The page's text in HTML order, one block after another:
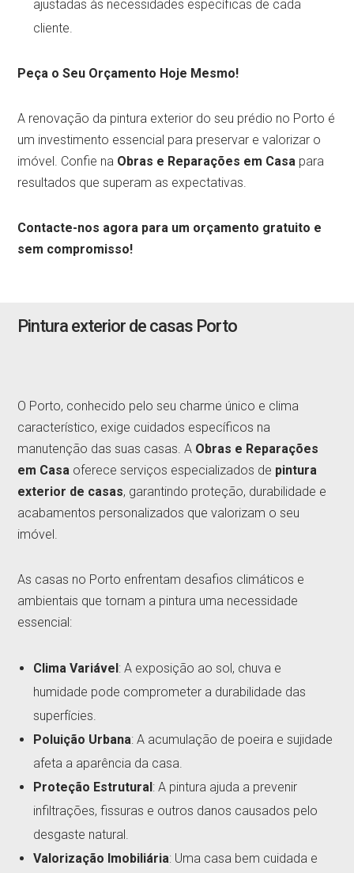
ajustadas às necessidades específicas de cada
cliente.
Peça o Seu Orçamento Hoje Mesmo!
A renovação da pintura exterior do seu prédio no Porto é
um investimento essencial para preservar e valorizar o
imóvel. Confie na Obras e Reparações em Casa para
resultados que superam as expectativas.
Contacte-nos agora para um orçamento gratuito e
sem compromisso!
Pintura exterior de casas Porto
O Porto, conhecido pelo seu charme único e clima
característico, exige cuidados específicos na
manutenção das suas casas. A Obras e Reparações
em Casa oferece serviços especializados de pintura
exterior de casas, garantindo proteção, durabilidade e
acabamentos personalizados que valorizam o seu
imóvel.
As casas no Porto enfrentam desafios climáticos e
ambientais que tornam a pintura uma necessidade
essencial:
Clima Variável : A exposição ao sol, chuva e
humidade pode comprometer a durabilidade das
superfícies.
Poluição Urbana: A acumulação de poeira e sujidade
afeta a aparência da casa.
Proteção Estrutural : A pintura ajuda a prevenir
infiltrações, fissuras e outros danos causados pelo
desgaste natural.
Valorização Imobiliária: Uma casa bem cuidada e